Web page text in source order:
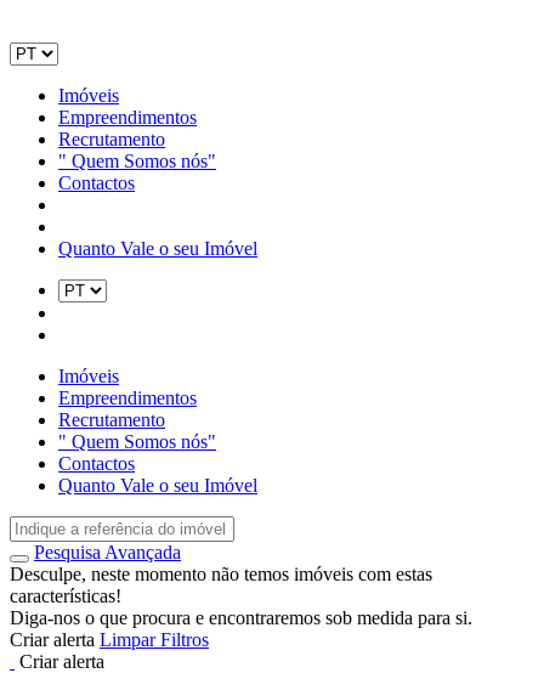
Imóveis
Empreendimentos
Recrutamento
" Quem Somos nós"
Contactos
Quanto Vale o seu Imóvel
Imóveis
Empreendimentos
Recrutamento
" Quem Somos nós"
Contactos
Quanto Vale o seu Imóvel
Pesquisa Avançada
Desculpe, neste momento não temos imóveis com estas
características!
Diga-nos o que procura e encontraremos sob medida para si.
Criar alerta Limpar Filtros
Criar alerta